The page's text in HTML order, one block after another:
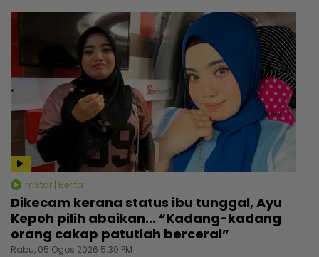
mStar | Berita
Dikecam kerana status ibu tunggal, Ayu
Kepoh pilih abaikan... “Kadang-kadang
orang cakap patutlah bercerai”
Rabu, 05 Ogos 2026 5:30 PM